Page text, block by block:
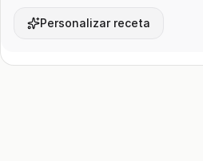
Personalizar receta